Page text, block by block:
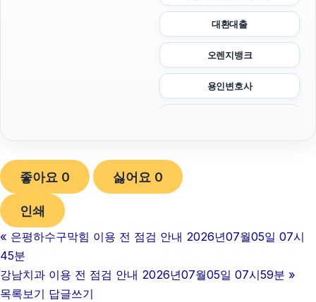
대환대출
오렌지뱅크
용인변호사
마포하수구막힘
영등포구하수구막힘
좋아요 0 싫어요 0
인쇄
« 은평하수구막힘 이용 전 점검 안내 2026년07월05일 07시
45분
강남치과 이용 전 점검 안내 2026년07월05일 07시59분 »
목록보기 답글쓰기